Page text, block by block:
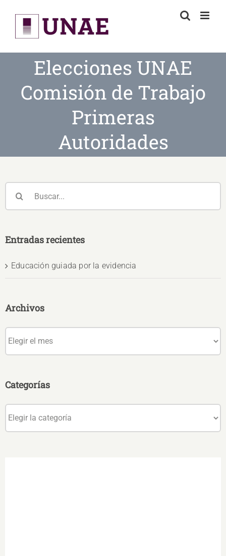
content
Elecciones UNAE
Comisión de Trabajo
Primeras
Autoridades
Entradas recientes
Educación guiada por la evidencia
Archivos
Categorías